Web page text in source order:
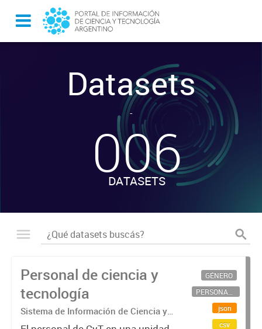
Datasets
-
006
DATASETS
Personal de ciencia y
tecnología
Sistema de Información de Ciencia y
Tecnología Argentino (SICYTAR)
GÉNERO
PERSONAL CIENTÍFICO-TECNOLÓGICO
json
csv